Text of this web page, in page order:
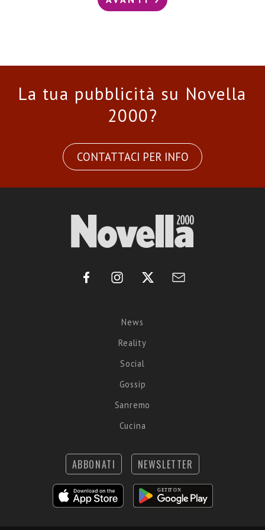
La tua pubblicità su Novella
2000?
CONTATTACI PER INFO
News
Reality
Social
Gossip
Sanremo
Cucina
ABBONATI NEWSLETTER